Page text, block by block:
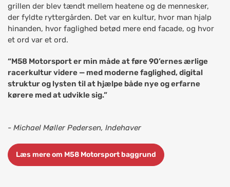
grillen der blev tændt mellem heatene og de mennesker,
der fyldte ryttergården. Det var en kultur, hvor man hjalp
hinanden, hvor faglighed betød mere end facade, og hvor
et ord var et ord.
“M58 Motorsport er min måde at føre 90’ernes ærlige
racerkultur videre — med moderne faglighed, digital
struktur og lysten til at hjælpe både nye og erfarne
kørere med at udvikle sig.”
- Michael Møller Pedersen, Indehaver
Læs mere om M58 Motorsport baggrund